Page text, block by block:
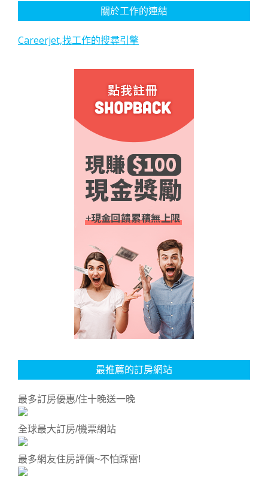
關於工作的連結
Careerjet,找工作的搜尋引擎
最推薦的訂房網站
最多訂房優惠/住十晚送一晚
全球最大訂房/機票網站
最多網友住房評價~不怕踩雷!